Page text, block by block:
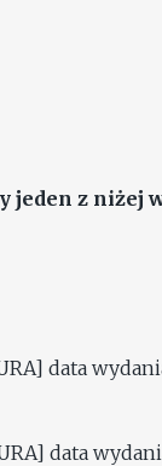
jeden z
data
data